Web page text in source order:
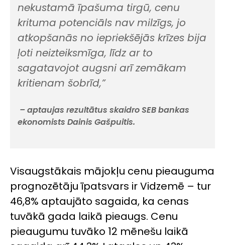
nekustamā īpašuma tirgū, cenu
krituma potenciāls nav milzīgs, jo
atkopšanās no iepriekšējās krīzes bija
ļoti neizteiksmīga, līdz ar to
sagatavojot augsni arī zemākam
kritienam šobrīd,”
– aptaujas rezultātus skaidro SEB bankas
ekonomists Dainis Gašpuitis.
Visaugstākais mājokļu cenu pieauguma
prognozētāju īpatsvars ir Vidzemē – tur
46,8% aptaujāto sagaida, ka cenas
tuvākā gada laikā pieaugs. Cenu
pieaugumu tuvāko 12 mēnešu laikā